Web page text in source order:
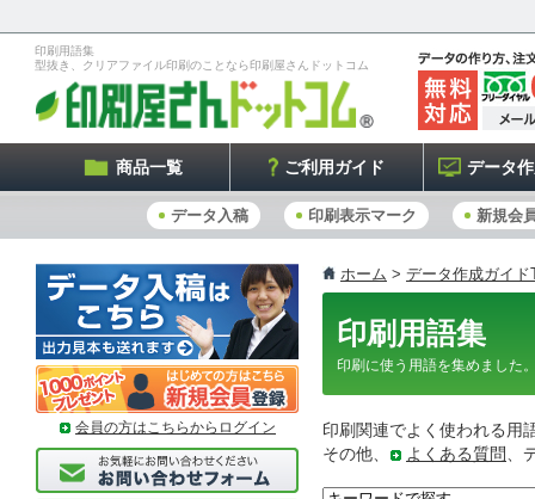
印刷用語集
型抜き、クリアファイル印刷のことなら印刷屋さんドットコム
商品一覧 ご利用ガイド データ
データ入稿 印刷表示マーク 新規会
ホーム > データ作成ガイド
印刷用語集
印刷に使う用語を集めました
印刷関連でよく使われる用
その他、
よくある質問 、
会員の方はこちらからログイン